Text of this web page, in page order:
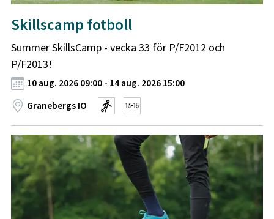
Skillscamp fotboll
Summer SkillsCamp - vecka 33 för P/F2012 och
P/F2013!
10 aug. 2026 09:00 - 14 aug. 2026 15:00
Granebergs IO